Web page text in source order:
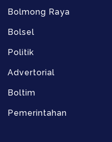
Bolmong Raya
Bolsel
Politik
Advertorial
Boltim
Pemerintahan